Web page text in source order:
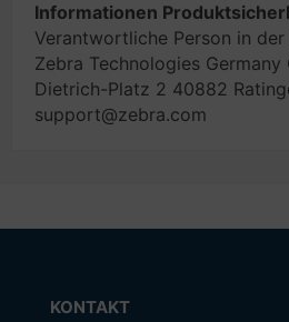
Informationen
Verantwortliche Person in der
Zebra Technologies Germany
Dietrich-Platz 2 40882
support@zebra.com
KONTAKT